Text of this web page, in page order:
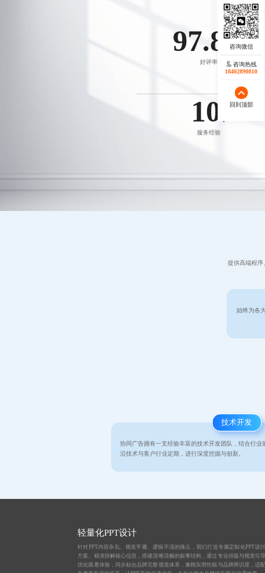
97.88%
好评率
10
服务经验
提供高端程序
始终为各
技术开发
协同广告拥有一支经验丰富的技术开发团队，结合行业
沿技术与客户行业定期，进行深度挖掘与创新。
咨询热线
18402890810
回到顶部
轻量化PPT设计
针对PPT内容杂乱、视觉平庸、逻辑不清的痛点，我们打造专属定制化PPT设
方案。精准拆解核心信息，搭建清晰流畅的叙事结构，通过专业排版与视觉引
优化观看体验，同步贴合品牌完整视觉体系，兼顾实用性能与品牌辨识度，适